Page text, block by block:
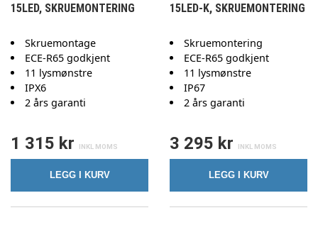
15LED, SKRUEMONTERING
Skruemontage
ECE-R65 godkjent
11 lysmønstre
IPX6
2 års garanti
1 315 kr
LEGG I KURV
15LED-K, SKRUEMONTERING
Skruemontering
ECE-R65 godkjent
11 lysmønstre
IP67
2 års garanti
3 295 kr
LEGG I KURV